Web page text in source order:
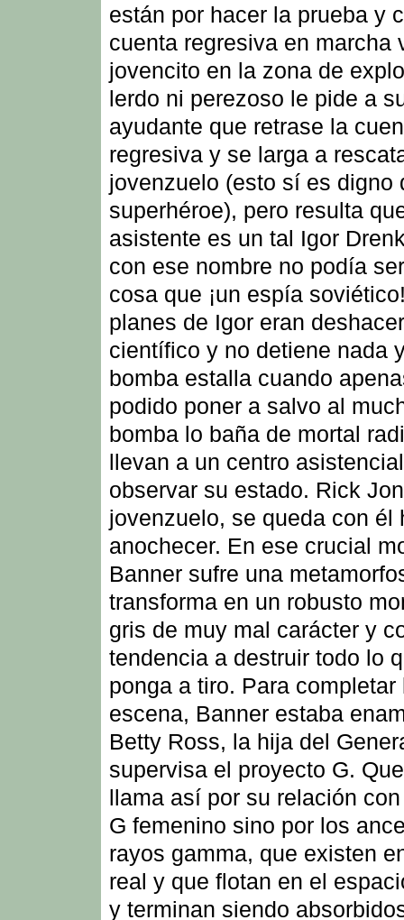
están por hacer la prueba y
cuenta regresiva en marcha
jovencito en la zona de
lerdo ni perezoso le pide a
ayudante que retrase la
regresiva y se larga a
jovenzuelo (esto sí es digno
superhéroe), pero resulta
asistente es un tal Igor
con ese nombre no podía
cosa que ¡un espía
planes de Igor eran
científico y no detiene nada
bomba estalla cuando
podido poner a salvo al
bomba lo baña de mortal
llevan a un centro
observar su estado. Rick
jovenzuelo, se queda con él
anochecer. En ese crucial
Banner sufre una
transforma en un robusto
gris de muy mal carácter y
tendencia a destruir todo lo
ponga a tiro. Para completar
escena, Banner estaba
Betty Ross, la hija del
supervisa el proyecto G.
llama así por su relación
G femenino sino por los
rayos gamma, que existen
real y que flotan en el
y terminan siendo